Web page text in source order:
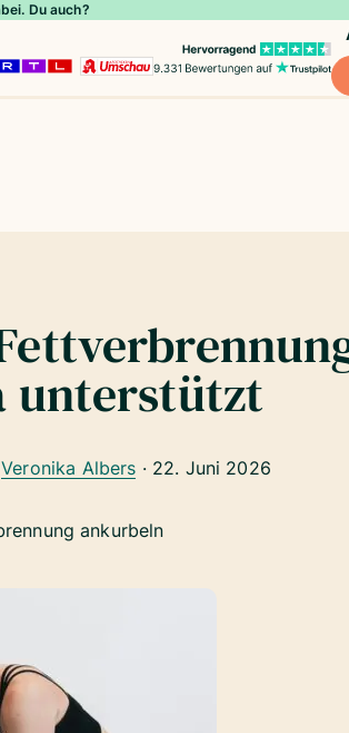
Du auch?
unterstützt
Veronika Albers · 22. Juni 2026
ankurbeln